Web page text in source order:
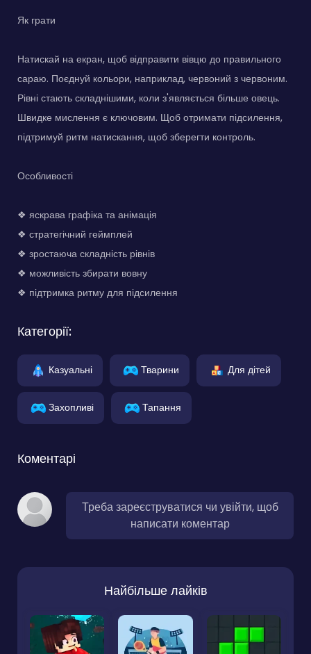
Як грати
Натискай на екран, щоб відправити вівцю до правильного
сараю. Поєднуй кольори, наприклад, червоний з червоним.
Рівні стають складнішими, коли з'являється більше овець.
Швидке мислення є ключовим. Щоб отримати підсилення,
підтримуй ритм натискання, щоб зберегти контроль.
Особливості
❖ яскрава графіка та анімація
❖ стратегічний геймплей
❖ зростаюча складність рівнів
❖ можливість збирати вовну
❖ підтримка ритму для підсилення
Категорії:
Казуальні Тварини Для дітей
Захопливі Тапання
Коментарі
Треба зареєструватися чи увійти, щоб
написати коментар
Найбільше лайків